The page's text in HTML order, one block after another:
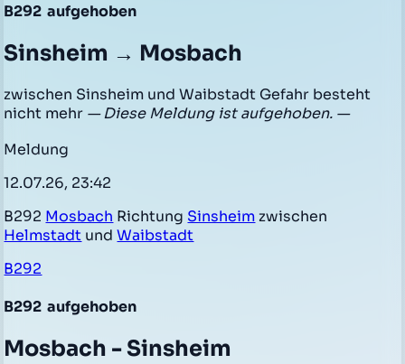
B292 aufgehoben
Sinsheim → Mosbach
zwischen Sinsheim und Waibstadt Gefahr besteht
nicht mehr — Diese Meldung ist aufgehoben. —
Meldung
12.07.26, 23:42
B292 Mosbach Richtung Sinsheim zwischen
Helmstadt undWaibstadt
B292
B292 aufgehoben
Mosbach - Sinsheim